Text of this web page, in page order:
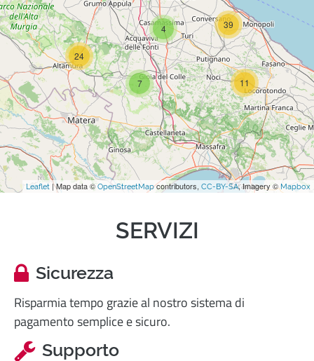
7 11
4
24
39
Leaflet | Map data © OpenStreetMapcontributors, CC-BY-SA, Imagery ©Mapbox
SERVIZI
Sicurezza
Risparmia tempo grazie al nostro sistema di
pagamento semplice e sicuro.
Supporto